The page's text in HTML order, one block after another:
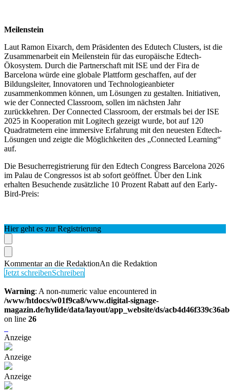
Meilenstein
Laut Ramon Eixarch, dem Präsidenten des Edutech Clusters, ist die
Zusammenarbeit ein Meilenstein für das europäische Edtech-
Ökosystem. Durch die Partnerschaft mit ISE und der Fira de
Barcelona würde eine globale Plattform geschaffen, auf der
Bildungsleiter, Innovatoren und Technologieanbieter
zusammenkommen können, um Lösungen zu gestalten. Initiativen,
wie der Connected Classroom, sollen im nächsten Jahr
zurückkehren. Der Connected Classroom, der erstmals bei der ISE
2025 in Kooperation mit Logitech gezeigt wurde, bot auf 120
Quadratmetern eine immersive Erfahrung mit den neuesten Edtech-
Lösungen und zeigte die Möglichkeiten des „Connected Learning“
auf.
Die Besucherregistrierung für den Edtech Congress Barcelona 2026
im Palau de Congressos ist ab sofort geöffnet. Über den Link
erhalten Besuchende zusätzliche 10 Prozent Rabatt auf den Early-
Bird-Preis:
Hier geht es zur Registrierung
Kommentar an die RedaktionAn die Redaktion
Jetzt schreibenSchreiben
Warning: A non-numeric value encountered in
/www/htdocs/w01f9ca8/www.digital-signage-
magazin.de/hylide/data/layout/app_website/ds/
on line 26
Anzeige
Anzeige
Anzeige